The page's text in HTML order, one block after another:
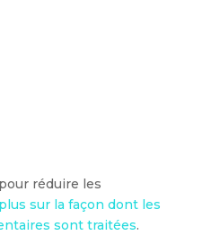
réduire les
sur la façon dont les
sont traitées.